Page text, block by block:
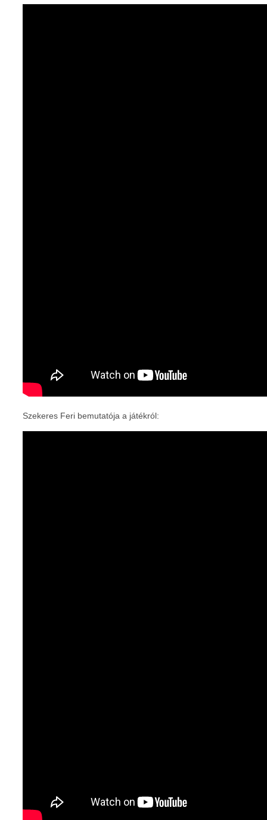
Szekeres Feri bemutatója a játékról: